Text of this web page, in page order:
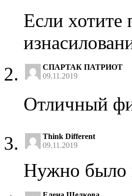
Если хотите
СПАРТАК ПАТРИОТ
09.11.2019
Отличный
Think Different
09.11.2019
Нужно было